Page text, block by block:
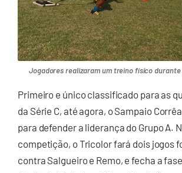
Jogadores realizaram um treino físico
Primeiro e único classificado para as
da Série C, até agora, o Sampaio
para defender a liderança do Grupo A.
competição, o Tricolor fará dois jogos
contra Salgueiro e Remo, e fecha a